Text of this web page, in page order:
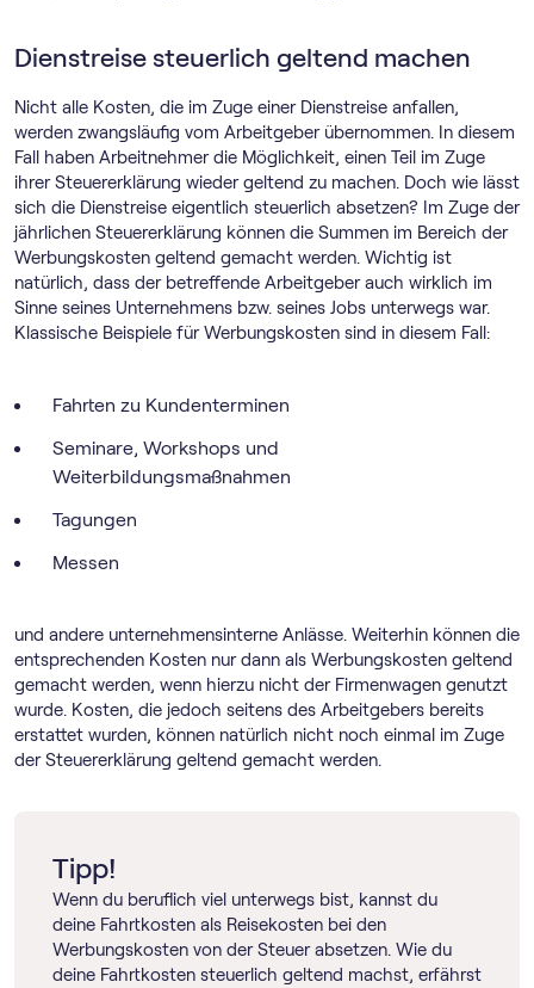
Dienstreise steuerlich geltend machen
Nicht alle Kosten, die im Zuge einer Dienstreise anfallen,
werden zwangsläufig vom Arbeitgeber übernommen. In diesem
Fall haben Arbeitnehmer die Möglichkeit, einen Teil im Zuge
ihrer Steuererklärung wieder geltend zu machen. Doch wie lässt
sich die Dienstreise eigentlich steuerlich absetzen? Im Zuge der
jährlichen Steuererklärung können die Summen im Bereich der
Werbungskosten geltend gemacht werden. Wichtig ist
natürlich, dass der betreffende Arbeitgeber auch wirklich im
Sinne seines Unternehmens bzw. seines Jobs unterwegs war.
Klassische Beispiele für Werbungskosten sind in diesem Fall:
Fahrten zu Kundenterminen
Seminare, Workshops und
Weiterbildungsmaßnahmen
Tagungen
Messen
und andere unternehmensinterne Anlässe. Weiterhin können die
entsprechenden Kosten nur dann als Werbungskosten geltend
gemacht werden, wenn hierzu nicht der Firmenwagen genutzt
wurde. Kosten, die jedoch seitens des Arbeitgebers bereits
erstattet wurden, können natürlich nicht noch einmal im Zuge
der Steuererklärung geltend gemacht werden.
Tipp!
Wenn du beruflich viel unterwegs bist, kannst du
deine Fahrtkosten als Reisekosten bei den
Werbungskosten von der Steuer absetzen. Wie du
deine Fahrtkosten steuerlich geltend machst, erfährst